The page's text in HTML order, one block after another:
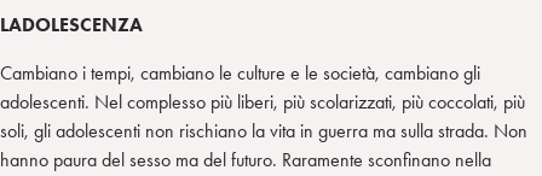
LADOLESCENZA
Cambiano i tempi, cambiano le culture e le società, cambiano gli
adolescenti. Nel complesso più liberi, più scolarizzati, più coccolati, più
soli, gli adolescenti non rischiano la vita in guerra ma sulla strada. Non
hanno paura del sesso ma del futuro. Raramente sconfinano nella